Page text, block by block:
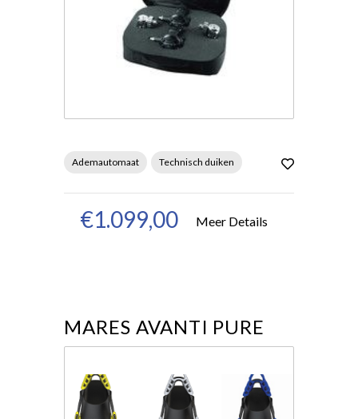
Ademautomaat Technisch duiken
€1.099,00 Meer Details
MARES AVANTI PURE